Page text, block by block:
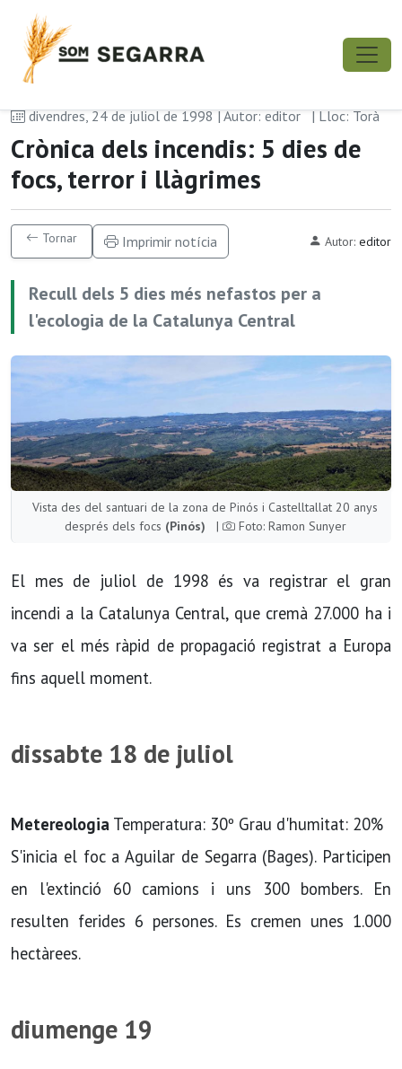
divendres, 24 de juliol de 1998 | Autor: editor | Lloc: Torà
Crònica dels incendis: 5 dies de
focs, terror i llàgrimes
Tornar Imprimir notícia Autor: editor
Recull dels 5 dies més nefastos per a
l'ecologia de la Catalunya Central
Vista des del santuari de la zona de Pinós i Castelltallat 20 anys
després dels focs (Pinós) | Foto: Ramon Sunyer
El mes de juliol de 1998 és va registrar el gran
incendi a la Catalunya Central, que cremà 27.000 ha i
va ser el més ràpid de propagació registrat a Europa
fins aquell moment.
dissabte 18 de juliol
Metereologia Temperatura: 30º Grau d'humitat: 20%
S'inicia el foc a Aguilar de Segarra (Bages). Participen
en l'extinció 60 camions i uns 300 bombers. En
resulten ferides 6 persones. Es cremen unes 1.000
hectàrees.
diumenge 19